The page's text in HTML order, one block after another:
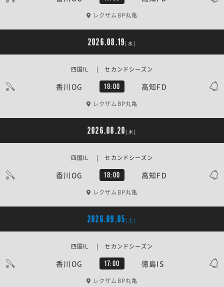
レクザムBP丸亀
2026.08.19 [水]
香川OG 18:00 高知FD
四国IL | セカンドシーズン
レクザムBP丸亀
2026.08.20 [木]
香川OG 18:00 高知FD
四国IL | セカンドシーズン
レクザムBP丸亀
2026.09.05 [土]
香川OG 17:00 徳島IS
四国IL | セカンドシーズン
レクザムBP丸亀